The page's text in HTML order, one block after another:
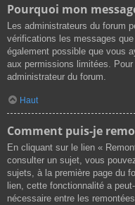
Pourquoi mon
Les administrateurs du forum
vérifications les messages
également possible que vous
aux permissions limitées.
administrateur du forum.
Haut
Comment puis-je
En cliquant sur le lien «
consulter un sujet, vous
sujets, à la première page du
lien, cette fonctionnalité a
nécessaire entre les